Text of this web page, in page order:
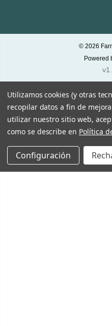
© 2026
Powered
Utilizamos cookies (y otras
recopilar datos a fin de
utilizar nuestro sitio web,
como se describe en Política
Configuración